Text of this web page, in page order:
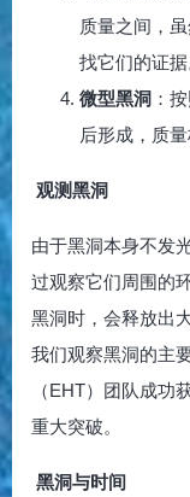
质量之间，
找它们的证据
微型黑洞 ：
后形成，质
观测黑洞
由于黑洞本身不发
过观察它们周围的
黑洞时，会释放出
我们观察黑洞的主
（EHT）团队成功
重大突破。
黑洞与时间